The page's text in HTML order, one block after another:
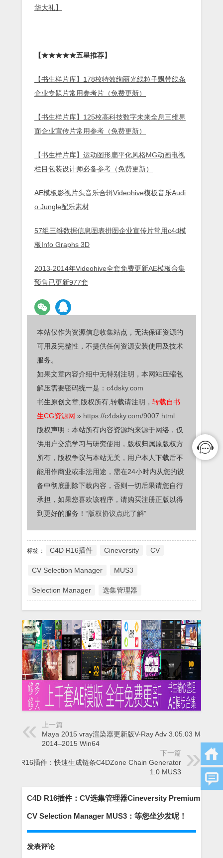
华大礼】
【★★★★★五星推荐】
【书生样片库】178枚特效绚丽光线粒子飘带线条
企业专题片常用参考片（免费更新）
【书生样片库】125枚高科技数字未来全息三维界
面企业宣传片常用参考（免费更新）
【书生样片库】运动图形扁平化风格MG动画电视
栏目包装设计师必备参考（免费更新）
AE模板影视片头音乐合辑Videohive模板音乐Audi
o Jungle配乐素材
57组三维数据信息图表拼图企业宣传片常用c4d模
板Info Graphs 3D
2013-2014年Videohive全套免费更新AE模板合集
预售已更新977套
本站仅作为资源信息收集站点，无法保证资源的
可用及完整性，不提供任何资源安装使用及技术
服务。
如果文章内容介绍中无特别注明，本网站压缩包
解压需要密码统一是： c4dsky.com
书生原创文章,版权所有,转载请注明， 转载自书
生CG资源网 » https://c4dsky.com/9007.html
版权声明：本站所有内容资源均来源于网络，仅
供用户交流学习与研究使用，版权归属原版权方
所有，版权争议与本站无关，用户本人下载后不
能用作商业或非法用途，需在24小时内从您的设
备中彻底删除下载内容，否则一切后果请您自行
承担，如果您喜欢该程序，请购买注册正版以得
到更好的服务！ “版权协议点此了解”
标签： C4D R16插件 Cineversity CV
CV Selection Manager MUS3
Selection Manager 选集管理器
上一篇
Maya 2015 vray渲染器更新版V-Ray Adv 3.05.03 Maya
2014–2015 Win64
下一篇
C4D R16插件：快速生成链条C4DZone Chain Generator
1.0 MUS3
C4D R16插件：CV选集管理器Cineversity Premium
CV Selection Manager MUS3：等您坐沙发呢！
发表评论